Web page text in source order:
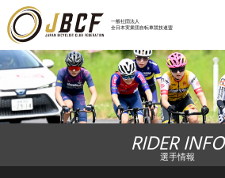
一般社団法人
全日本実業団自転車競技連盟
ニュース
レース日程
ランキング
RIDER INFO
選手情報